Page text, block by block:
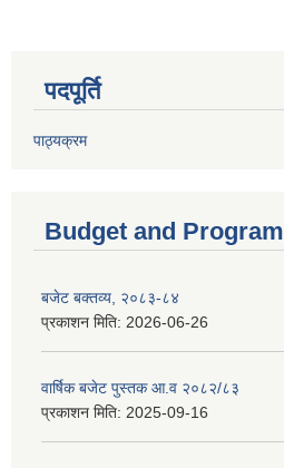
पदपूर्ति
पाठ्यक्रम
Budget and Program
बजेट बक्तव्य, २०८३-८४
प्रकाशन मिति: 2026-06-26
वार्षिक बजेट पुस्तक आ.व २०८२/८३
प्रकाशन मिति: 2025-09-16